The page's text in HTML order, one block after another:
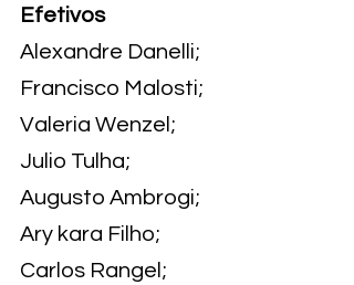
Efetivos
Alexandre Danelli;
Francisco Malosti;
Valeria Wenzel;
Julio Tulha;
Augusto Ambrogi;
Ary kara Filho;
Carlos Rangel;